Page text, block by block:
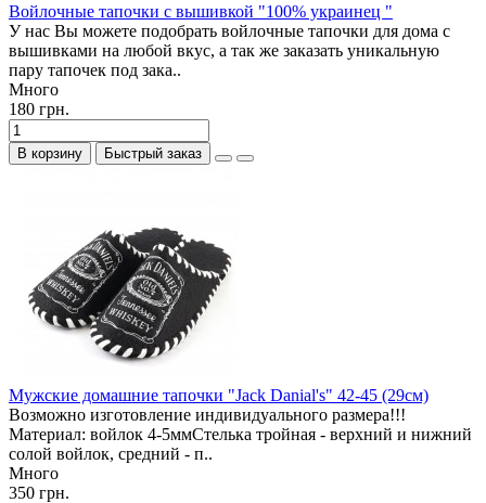
Войлочные тапочки с вышивкой "100% украинец "
У нас Вы можете подобрать войлочные тапочки для дома с
вышивками на любой вкус, а так же заказать уникальную
пару тапочек под зака..
Много
180 грн.
В корзину Быстрый заказ
Мужские домашние тапочки "Jack Danial's" 42-45 (29см)
Возможно изготовление индивидуального размера!!!
Материал: войлок 4-5ммСтелька тройная - верхний и нижний
солой войлок, средний - п..
Много
350 грн.